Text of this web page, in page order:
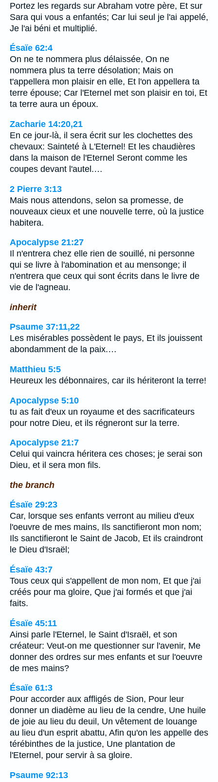
Portez les regards sur Abraham votre père, Et sur
Sara qui vous a enfantés; Car lui seul je l'ai appelé,
Je l'ai béni et multiplié.
Ésaïe 62:4
On ne te nommera plus délaissée, On ne
nommera plus ta terre désolation; Mais on
t'appellera mon plaisir en elle, Et l'on appellera ta
terre épouse; Car l'Eternel met son plaisir en toi, Et
ta terre aura un époux.
Zacharie 14:20,21
En ce jour-là, il sera écrit sur les clochettes des
chevaux: Sainteté à L'Eternel! Et les chaudières
dans la maison de l'Eternel Seront comme les
coupes devant l'autel.…
2 Pierre 3:13
Mais nous attendons, selon sa promesse, de
nouveaux cieux et une nouvelle terre, où la justice
habitera.
Apocalypse 21:27
Il n'entrera chez elle rien de souillé, ni personne
qui se livre à l'abomination et au mensonge; il
n'entrera que ceux qui sont écrits dans le livre de
vie de l'agneau.
inherit
Psaume 37:11,22
Les misérables possèdent le pays, Et ils jouissent
abondamment de la paix.…
Matthieu 5:5
Heureux les débonnaires, car ils hériteront la terre!
Apocalypse 5:10
tu as fait d'eux un royaume et des sacrificateurs
pour notre Dieu, et ils régneront sur la terre.
Apocalypse 21:7
Celui qui vaincra héritera ces choses; je serai son
Dieu, et il sera mon fils.
the branch
Ésaïe 29:23
Car, lorsque ses enfants verront au milieu d'eux
l'oeuvre de mes mains, Ils sanctifieront mon nom;
Ils sanctifieront le Saint de Jacob, Et ils craindront
le Dieu d'Israël;
Ésaïe 43:7
Tous ceux qui s'appellent de mon nom, Et que j'ai
créés pour ma gloire, Que j'ai formés et que j'ai
faits.
Ésaïe 45:11
Ainsi parle l'Eternel, le Saint d'Israël, et son
créateur: Veut-on me questionner sur l'avenir, Me
donner des ordres sur mes enfants et sur l'oeuvre
de mes mains?
Ésaïe 61:3
Pour accorder aux affligés de Sion, Pour leur
donner un diadème au lieu de la cendre, Une huile
de joie au lieu du deuil, Un vêtement de louange
au lieu d'un esprit abattu, Afin qu'on les appelle des
térébinthes de la justice, Une plantation de
l'Eternel, pour servir à sa gloire.
Psaume 92:13